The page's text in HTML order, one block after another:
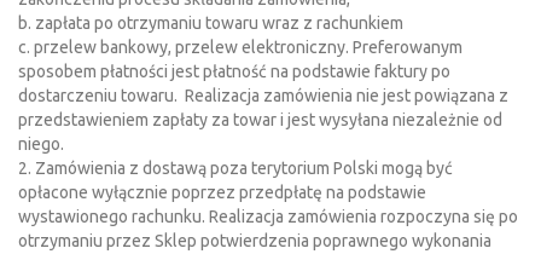
b. zapłata po otrzymaniu towaru wraz z rachunkiem
c. przelew bankowy, przelew elektroniczny. Preferowanym
sposobem płatności jest płatność na podstawie faktury po
dostarczeniu towaru. Realizacja zamówienia nie jest powiązana z
przedstawieniem zapłaty za towar i jest wysyłana niezależnie od
niego.
2. Zamówienia z dostawą poza terytorium Polski mogą być
opłacone wyłącznie poprzez przedpłatę na podstawie
wystawionego rachunku. Realizacja zamówienia rozpoczyna się po
otrzymaniu przez Sklep potwierdzenia poprawnego wykonania